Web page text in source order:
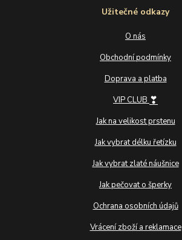
Užitečné odkazy
O nás
Obchodní podmínky
Doprava a platba
VIP CLUB ❣
Jak na velikost prstenu
Jak vybrat délku řetízku
Jak vybrat zlaté náušnice
Jak pečovat o šperky
Ochrana osobních údajů
Vrácení zboží a reklamace